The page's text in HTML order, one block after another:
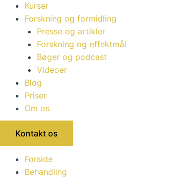
Kurser
Forskning og formidling
Presse og artikler
Forskning og effektmål
Bøger og podcast
Videoer
Blog
Priser
Om os
Kontakt os
Forside
Behandling